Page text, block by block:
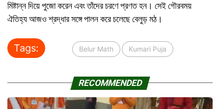
মিষ্টান্ন দিয়ে পুজো করেন এবং তাঁদের চরণে প্রণত হন। সেই গৌরবময়
ঐতিহ্য আজও শ্রদ্ধার সঙ্গে পালন করে চলেছে বেলুড় মঠ।
Tags: Belur Math Kumari Puja
RECOMMENDED